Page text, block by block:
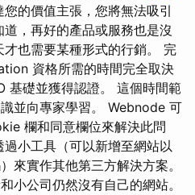
的價值主張，您將無法吸引
，再好的產品或服務也是沒
也需要某種形式的行銷。 完
資格所需的時間完全取決
基礎並獲得認證。 這個時間範
並向專家學習。 Webnode 可
欄和同意欄位來解決此問
小工具（可以新增至網站以
來實作其他第三方解決方案。
小公司仍然沒有自己的網站。